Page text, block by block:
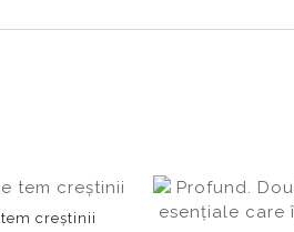
creştinii